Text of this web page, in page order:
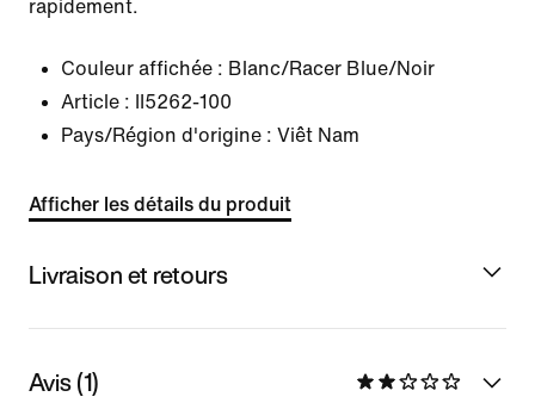
rapidement.
Couleur affichée : Blanc/Racer Blue/Noir
Article :
II5262-100
Pays/Région d'origine : Viêt Nam
Afficher les détails du produit
Livraison et retours
Avis (1)